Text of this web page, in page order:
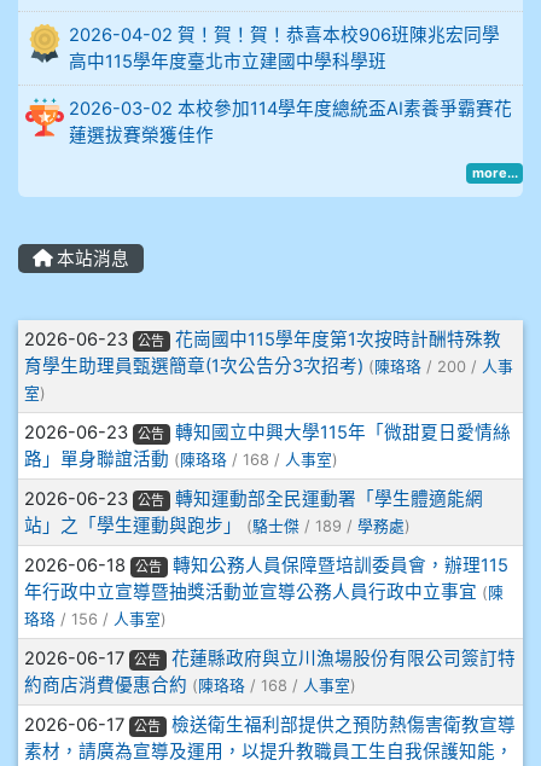
912余 嘉 5A10+
914謝佩臻 5A10+
902蘇奕愷
903陳品帆
904彭子庭
905蔣昇和
905周沛蓉
905鄭瑀安
906江彥臻
907張晏寧
908彭主豪
909林柏翰
909林玉楓
2026-04-02 賀！賀！賀！恭喜本校906班陳兆宏同學
高中115學年度臺北市立建國中學科學班
2026-03-02 本校參加114學年度總統盃AI素養爭霸賽花
蓮選拔賽榮獲佳作
more...
本站消息
文章列表
2026-06-23 公告
花崗國中115學年度第1次按時計酬特殊教
育學生助理員甄選簡章(1次公告分3次招考) ( 陳珞珞 / 200 / 人事
室)
2026-06-23 公告
轉知國立中興大學115年「微甜夏日愛情絲
路」單身聯誼活動 (陳珞珞 / 168 / 人事室)
2026-06-23 公告
轉知運動部全民運動署「學生體適能網
站」之「學生運動與跑步」
(駱士傑 / 189 / 學務處)
2026-06-18 公告
轉知公務人員保障暨培訓委員會，辦理115
年行政中立宣導暨抽獎活動並宣導公務人員行政中立事宜 (陳
珞珞 / 156 / 人事室)
2026-06-17 公告
花蓮縣政府與立川漁場股份有限公司簽訂特
約商店消費優惠合約 ( 陳珞珞 / 168 / 人事室)
2026-06-17 公告
檢送衛生福利部提供之預防熱傷害衛教宣導
素材，請廣為宣導及運用，以提升教職員工生自我保護知能，